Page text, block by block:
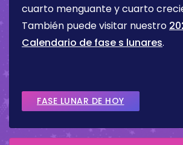
cuarto menguante y cuarto
También puede visitar nuestro
Calendario de fase s lunares.
FASE LUNAR DE HOY